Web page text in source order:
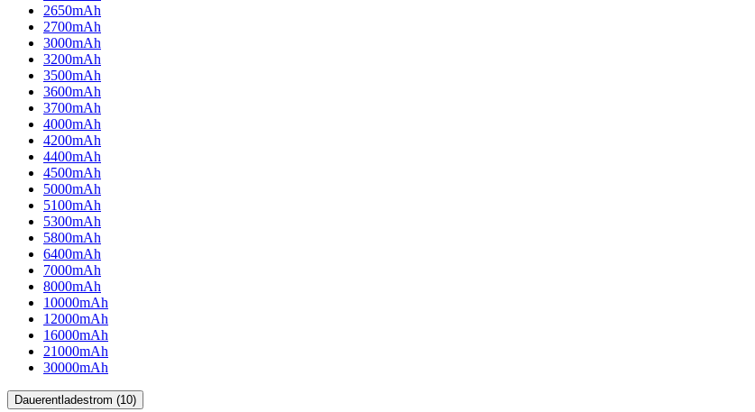
2650mAh
2700mAh
3000mAh
3200mAh
3500mAh
3600mAh
3700mAh
4000mAh
4200mAh
4400mAh
4500mAh
5000mAh
5100mAh
5300mAh
5800mAh
6400mAh
7000mAh
8000mAh
10000mAh
12000mAh
16000mAh
21000mAh
30000mAh
Dauerentladestrom (10)